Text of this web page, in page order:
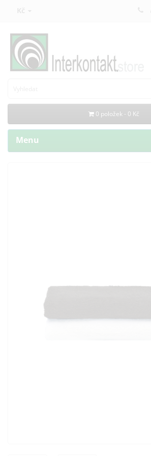
Kč
0 položek - 0 Kč
Menu